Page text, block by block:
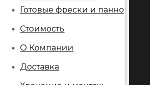
Готовые фрески и панно
Стоимость
О Компании
Доставка